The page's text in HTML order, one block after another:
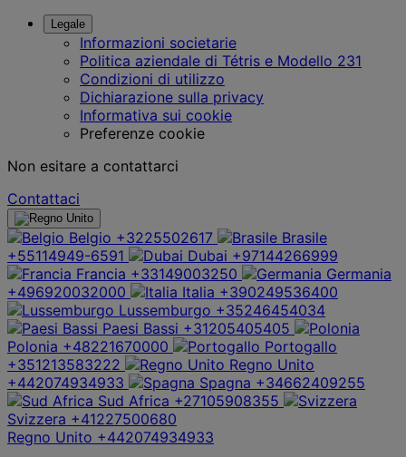
Legale
Informazioni societarie
Politica aziendale di Tétris e Modello 231
Condizioni di utilizzo
Dichiarazione sulla privacy
Informativa sui cookie
Preferenze cookie
Non esitare a contattarci
Contattaci
Belgio +3225502617
Brasile
+55114949-6591
Dubai +97144266999
Francia +33149003250
Germania
+496920032000
Italia +390249536400
Lussemburgo +35246454034
Paesi Bassi +31205405405
Polonia +48221670000
Portogallo
+351213583222
Regno Unito
+442074934933
Spagna +34662409255
Sud Africa +27105908355
Svizzera +41227500680
Regno Unito +442074934933